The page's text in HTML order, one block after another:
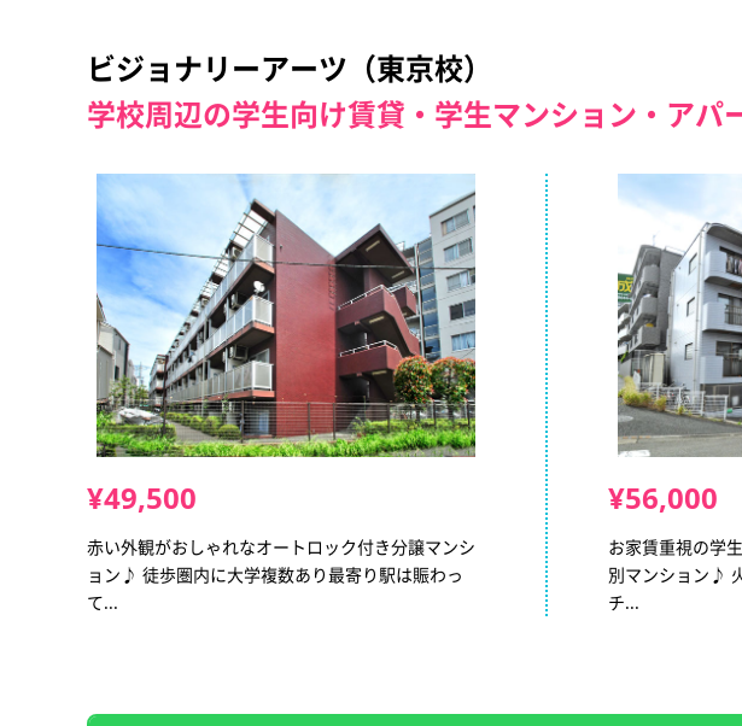
ビジョナリーアーツ（東京校）
学校周辺の学生向け賃貸・学生マンション・アパ
¥49,500
赤い外観がおしゃれなオートロック付き分譲マンシ
ョン♪ 徒歩圏内に大学複数あり最寄り駅は賑わっ
て...
¥56,000
お家賃重視の学
別マンション♪
チ...